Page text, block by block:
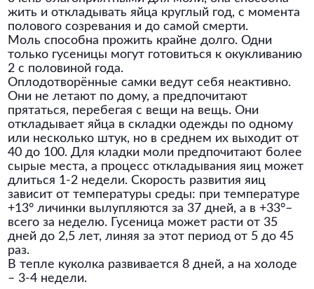
жить и откладывать яйца круглый год, с момента
полового созревания и до самой смерти.
Моль способна прожить крайне долго. Одни
только гусеницы могут готовиться к окукливанию
2 с половиной года.
Оплодотворённые самки ведут себя неактивно.
Они не летают по дому, а предпочитают
прятаться, перебегая с вещи на вещь. Они
откладывает яйца в складки одежды по одному
или несколько штук, но в среднем их выходит от
40 до 100. Для кладки моли предпочитают более
сырые места, а процесс откладывания яиц может
длиться 1-2 недели. Скорость развития яиц
зависит от температуры среды: при температуре
+13° личинки вылупляются за 37 дней, а в +33°–
всего за неделю. Гусеница может расти от 35
дней до 2,5 лет, линяя за этот период от 5 до 45
раз.
В тепле куколка развивается 8 дней, а на холоде
– 3-4 недели.